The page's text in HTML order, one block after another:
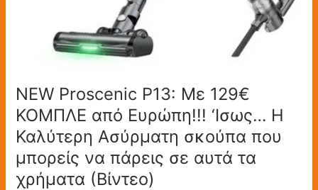
NEW Proscenic P13: Με 129€
ΚΟΜΠΛΕ από Ευρώπη!!! ‘Ισως… H
Καλύτερη Ασύρματη σκούπα που
μπορείς να πάρεις σε αυτά τα
χρήματα (Βίντεο)
αυτά
τα
χρήματα
(Βίντεο)